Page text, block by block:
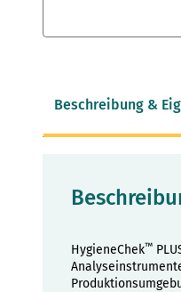
Bildergalerie
springen
Beschreibung &
HygieneChek™